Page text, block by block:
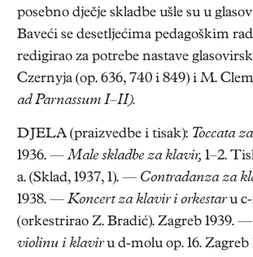
posebno dječje skladbe ušle su u
Baveći se desetljećima pedagoškim
redigirao za potrebe nastave
Czernyja (op. 636, 740 i 849) i M.
ad Parnassum I–II).
DJELA (praizvedbe i tisak): Toccata
1936. —Male skladbe za klavir, 1–2.
a. (Sklad, 1937, 1). — Contradanza za
1938. — Koncert za klavir i orkestaru
(orkestrirao Z. Bradić). Zagreb 1939. —
violinu i klaviru d-molu op. 16. Zagreb